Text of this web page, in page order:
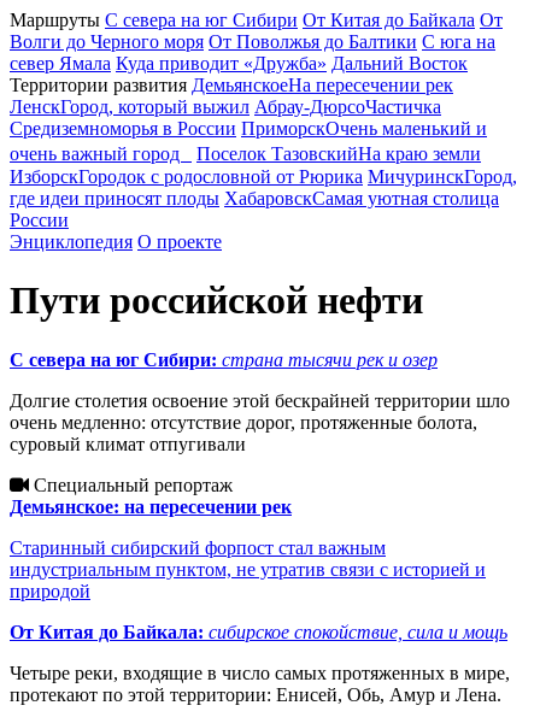
Маршруты С севера на юг Сибири От Китая до Байкала От
Волги до Черного моря От Поволжья до Балтики С юга на
север Ямала Куда приводит «Дружба» Дальний Восток
Территории развития ДемьянскоеНа пересечении рек
ЛенскГород, который выжил Абрау-ДюрсоЧастичка
Средиземноморья в России ПриморскОчень маленький и
очень важный город
Поселок ТазовскийНа краю земли
ИзборскГородок с родословной от Рюрика МичуринскГород,
где идеи приносят плоды ХабаровскСамая уютная столица
России
Энциклопедия О проекте
Пути российской нефти
Абрау-
Самара
Новороссийск
Приморск
Нижний
Новгород
Казань
Мичуринск
Новозыбков
С севера на юг Сибири: страна тысячи рек и озер
Долгие столетия освоение этой бескрайней территории шло
очень медленно: отсутствие дорог, протяженные болота,
суровый климат отпугивали
Специальный репортаж
Демьянское: на пересечении рек
Старинный сибирский форпост стал важным
индустриальным пунктом, не утратив связи с историей и
природой
От Китая до Байкала: сибирское спокойствие, сила и мощь
Четыре реки, входящие в число самых протяженных в мире,
протекают по этой территории: Енисей, Обь, Амур и Лена.